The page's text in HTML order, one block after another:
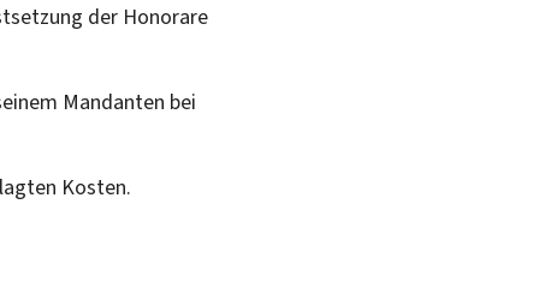
der Honorare
Mandanten bei
Kosten.